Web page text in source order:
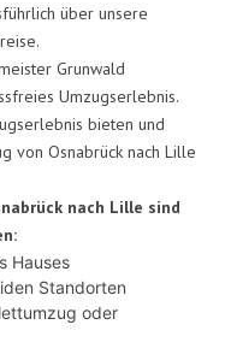
über unsere
Grunwald
Umzugserlebnis.
bieten und
von Osnabrück nach Lille
nach Lille sind
Hauses
Standorten
oder